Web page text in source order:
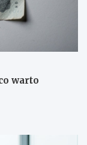
warto